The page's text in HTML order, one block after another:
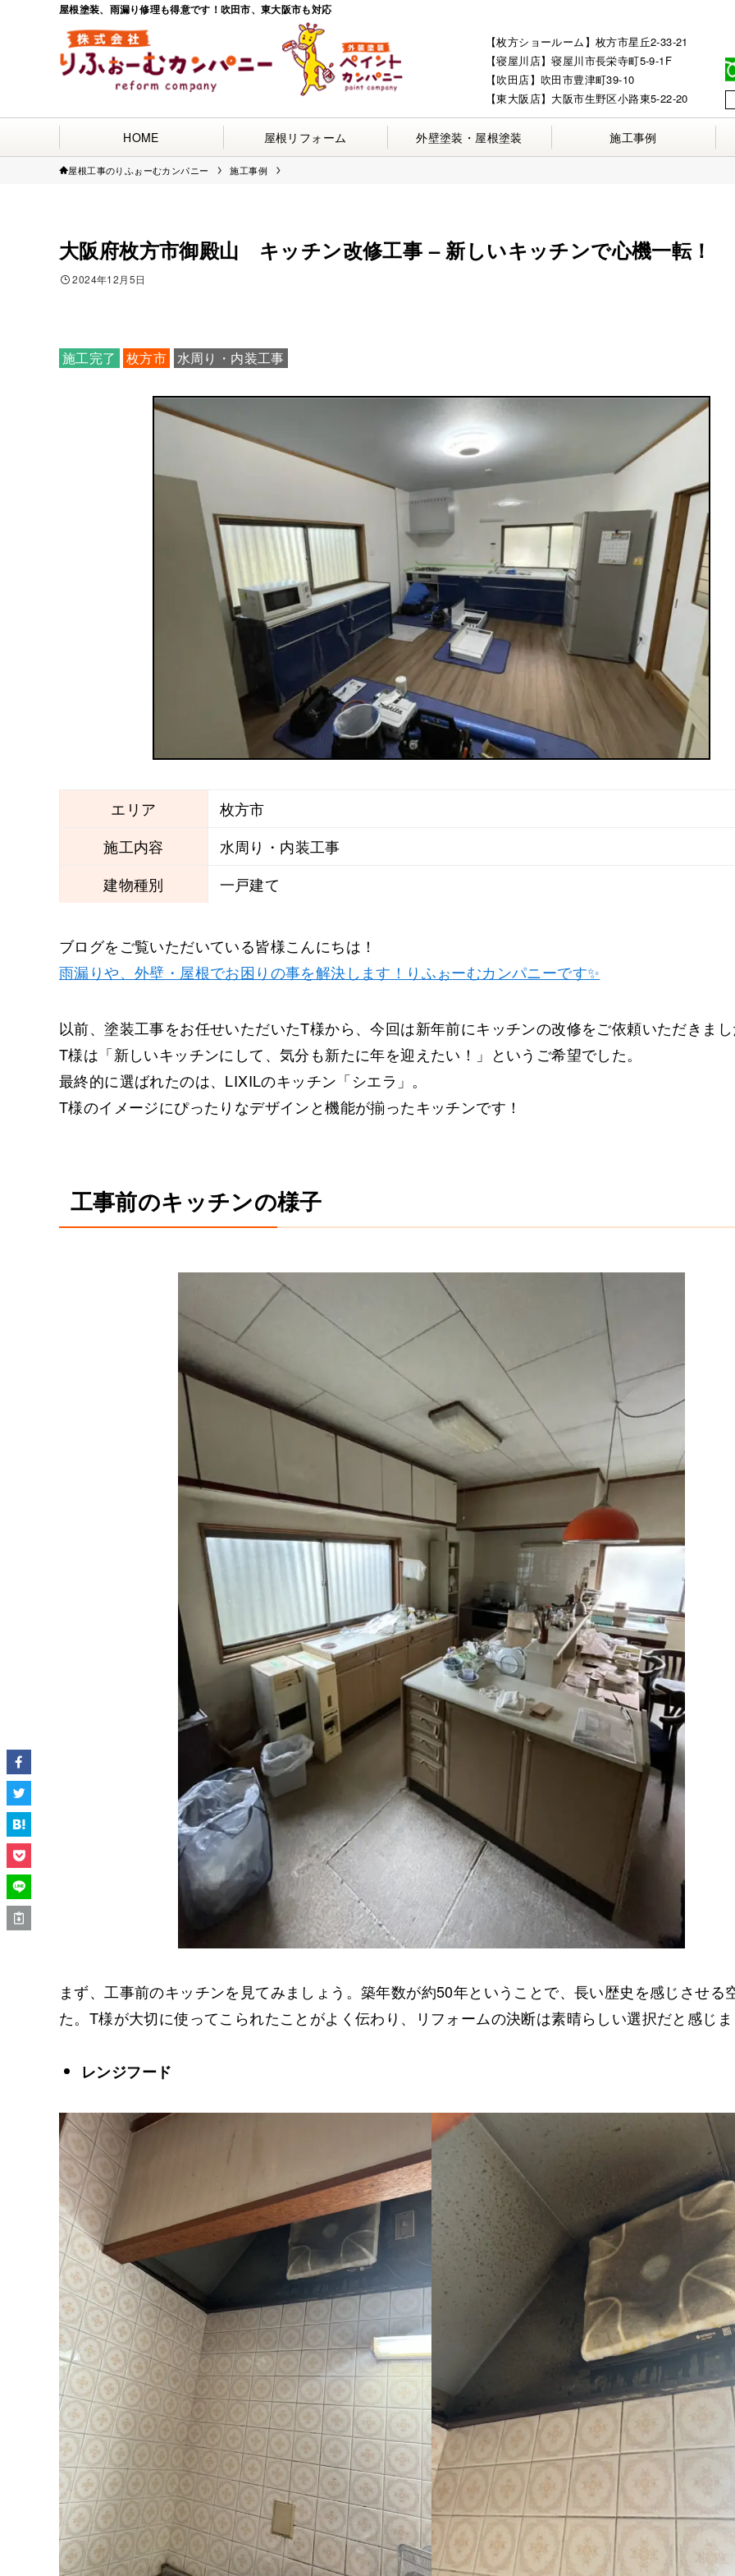
屋根塗装、雨漏り修理も得意です！吹田市、東大阪市も対応
HOME 屋根リフォーム 外壁塗装・屋根塗装 施工事例
【枚方ショールーム】枚方市星丘2-33-21
【寝屋川店】寝屋川市長栄寺町5-9-1F
【吹田店】吹田市豊津町39-10
【東大阪店】大阪市生野区小路東5-22-20
屋根工事のりふぉーむカンパニー 施工事例
大阪府枚方市御殿山 キッチン改修工事 – 新しいキッチンで心機一転！
2024年12月5日
施工完了 枚方市 水周り・内装工事
エリア
枚方市
施工内容
水周り・内装工事
建物種別
一戸建て
ブログをご覧いただいている皆様こんにちは！
雨漏りや、外壁・屋根でお困りの事を解決します！りふぉーむカンパニーです✨
以前、塗装工事をお任せいただいたT様から、今回は新年前にキッチンの改修をご依頼いただきま
T様は「新しいキッチンにして、気分も新たに年を迎えたい！」というご希望でした。
最終的に選ばれたのは、LIXILのキッチン「シエラ」。
T様のイメージにぴったりなデザインと機能が揃ったキッチンです！
工事前のキッチンの様子
まず、工事前のキッチンを見てみましょう。築年数が約50年ということで、長い歴史を感じさせる
た。T様が大切に使ってこられたことがよく伝わり、リフォームの決断は素晴らしい選択だと感じ
レンジフード